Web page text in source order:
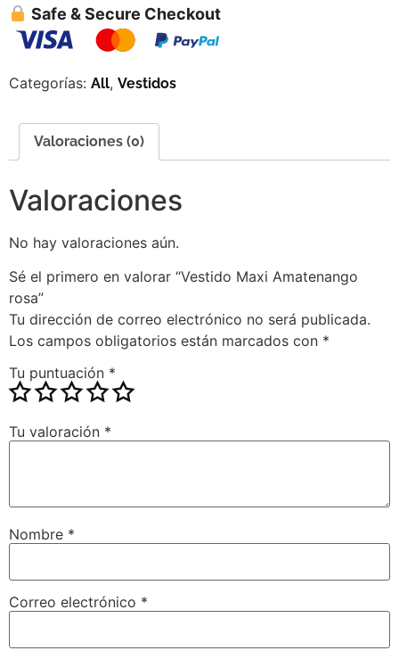
Safe & Secure Checkout
Categorías: All, Vestidos
Valoraciones (0)
Valoraciones
No hay valoraciones aún.
Sé el primero en valorar “Vestido Maxi Amatenango
rosa”
Tu dirección de correo electrónico no será publicada.
Los campos obligatorios están marcados con *
Tu puntuación *
Tu valoración *
Nombre *
Correo electrónico *